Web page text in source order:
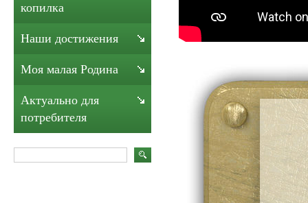
копилка
Наши достижения
Моя малая Родина
Актуально для
потребителя